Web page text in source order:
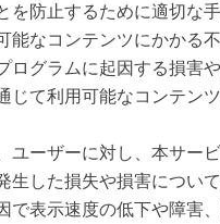
を防止するために適切な
能なコンテンツにかかる
ログラムに起因する損害
じて利用可能なコンテン
ユーザーに対し、本サー
生した損失や損害につい
で表示速度の低下や障害